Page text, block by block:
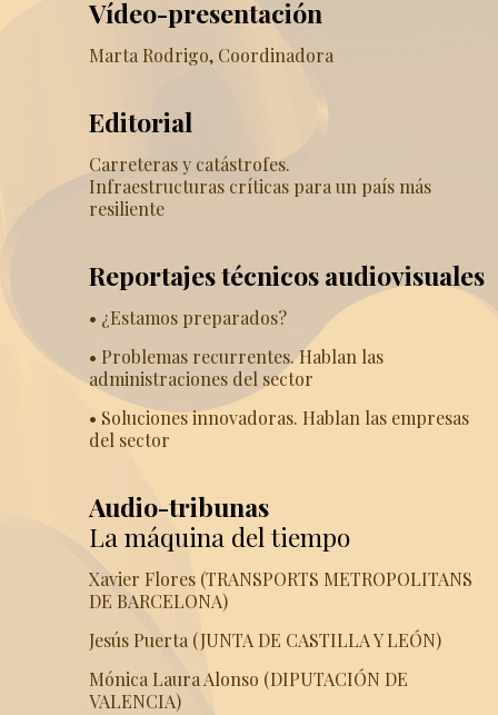
Vídeo-presentación
Marta Rodrigo, Coordinadora
Editorial
Carreteras y catástrofes.
Infraestructuras críticas para un país más
resiliente
Reportajes técnicos audiovisuales
• ¿Estamos preparados?
• Problemas recurrentes. Hablan las
administraciones del sector
• Soluciones innovadoras. Hablan las empresas
del sector
Audio-tribunas
La máquina del tiempo
Xavier Flores (TRANSPORTS METROPOLITANS
DE BARCELONA)
Jesús Puerta (JUNTA DE CASTILLA Y LEÓN)
Mónica Laura Alonso (DIPUTACIÓN DE
VALENCIA)